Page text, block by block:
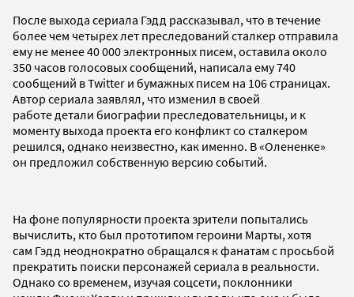
После выхода сериала Гэдд рассказывал, что в течение
более чем четырех лет преследований сталкер отправила
ему не менее 40 000 электронных писем, оставила около
350 часов голосовых сообщений, написала ему 740
сообщений в Twitter и бумажных писем на 106 страницах.
Автор сериала заявлял, что изменил в своей
работе детали биографии преследовательницы, и к
моменту выхода проекта его конфликт со сталкером
решился, однако неизвестно, как именно. В «Олененке»
он предложил собственную версию событий.
На фоне популярности проекта зрители попытались
вычислить, кто был прототипом героини Марты, хотя
сам Гэдд неоднократно обращался к фанатам с просьбой
прекратить поиски персонажей сериала в реальности.
Однако со временем, изучая соцсети, поклонники